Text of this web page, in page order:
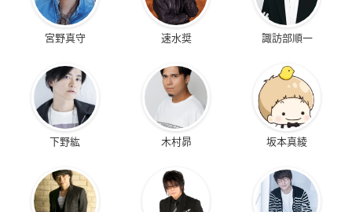
宮野真守 速水奨 諏訪部順一
下野紘 木村昴 坂本真綾